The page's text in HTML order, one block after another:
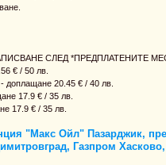
СЛЕД *ПРЕДПЛАТЕНИТЕ
€ / 50 лв.
20.45 € / 40 лв.
17.9 € / 35 лв.
17.9 € / 35 лв.
"Макс Ойл" Пазарджик,
Газпром